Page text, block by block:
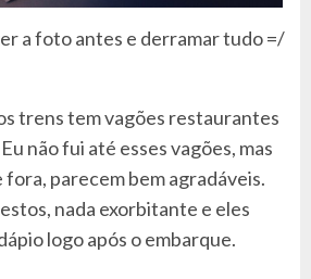
a foto antes e derramar tudo =/
trens tem vagões restaurantes
não fui até esses vagões, mas
fora, parecem bem agradáveis.
nada exorbitante e eles
logo após o embarque.